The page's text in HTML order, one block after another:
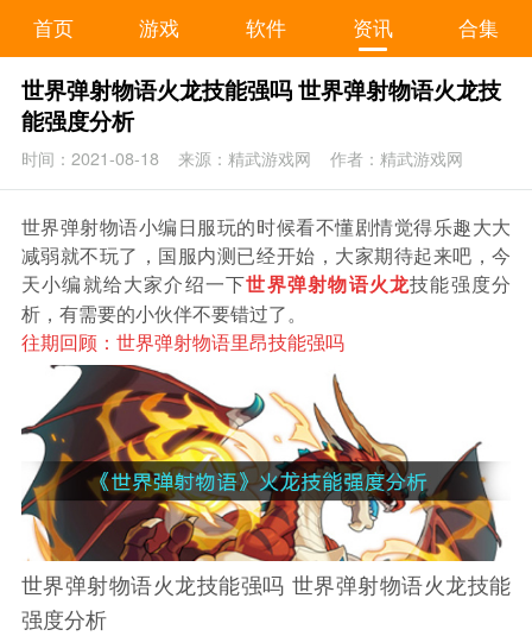
首页 游戏 软件 资讯 合集
世界弹射物语火龙技能强吗 世界弹射物语火龙技
能强度分析
时间：2021-08-18 来源：精武游戏网 作者：精武游戏网
世界弹射物语小编日服玩的时候看不懂剧情觉得乐趣大大
减弱就不玩了，国服内测已经开始，大家期待起来吧，今
天小编就给大家介绍一下世界弹射物语火龙技能强度分
析，有需要的小伙伴不要错过了。
往期回顾： 世界弹射物语里昂技能强吗
世界弹射物语火龙技能强吗 世界弹射物语火龙技能
强度分析